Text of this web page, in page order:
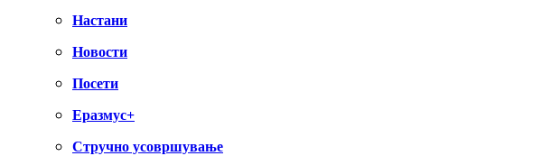
Настани
Новости
Посети
Еразмус+
Стручно усовршување